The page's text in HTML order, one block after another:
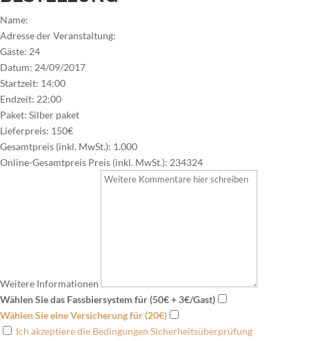
Name:
Adresse der Veranstaltung:
Gäste: 24
Datum: 24/09/2017
Startzeit: 14:00
Endzeit: 22:00
Paket: Silber paket
Lieferpreis: 150€
Gesamtpreis (inkl. MwSt.): 1.000
Online-Gesamtpreis Preis (inkl. MwSt.): 234324
Weitere Informationen
Wählen Sie das Fassbiersystem für (50€ + 3€/Gast)
Wählen Sie eine Versicherung für (20€)
Ich akzeptiere die Bedingungen Sicherheitsüberprüfung